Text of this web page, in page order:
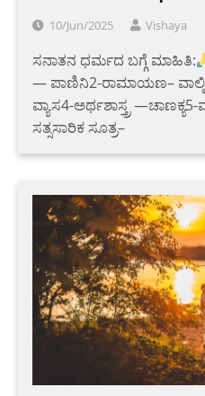
10/Jun/2025 Vishaya
ಸನಾತನ ಧರ್ಮದ ಬಗ್ಗೆ ಮಾಹಿತಿ:
— ಪಾಣಿನಿ2-ರಾಮಾಯಣ–
ವ್ಯಾಸ4-ಅರ್ಥಶಾಸ್ತ್ರ
ಸತ್ಸಸಾರಿಕ ಸೂತ್ರ–